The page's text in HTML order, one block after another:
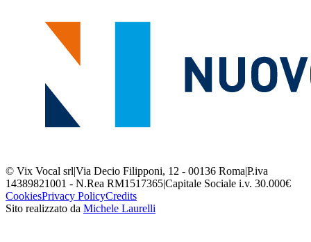
© Vix Vocal srl|Via Decio Filipponi, 12 - 00136 Roma|P.iva
14389821001 - N.Rea RM1517365|Capitale Sociale i.v. 30.000€
CookiesPrivacy PolicyCredits
Sito realizzato da Michele Laurelli